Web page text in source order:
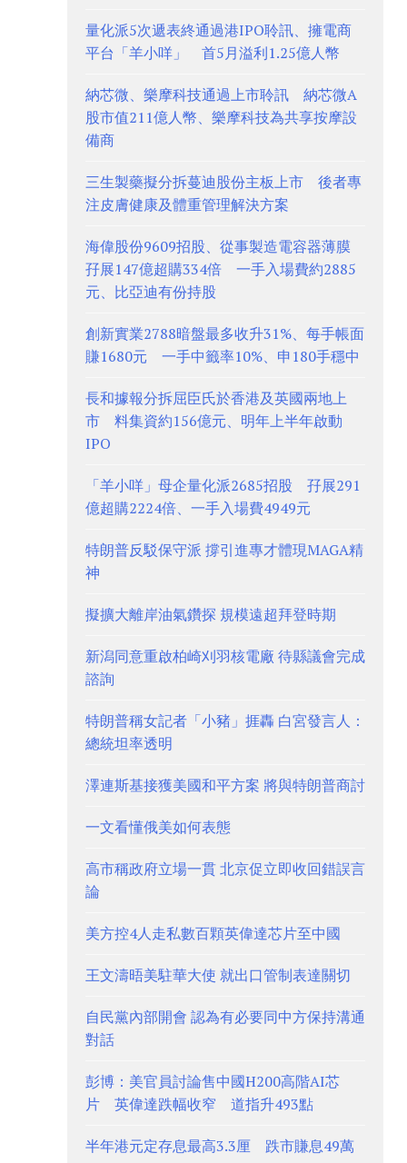
量化派5次遞表終通過港IPO聆訊、擁電商
平台「羊小咩」 首5月溢利1.25億人幣
納芯微、樂摩科技通過上市聆訊 納芯微A
股市值211億人幣、樂摩科技為共享按摩設
備商
三生製藥擬分拆蔓迪股份主板上市 後者專
注皮膚健康及體重管理解決方案
海偉股份9609招股、從事製造電容器薄膜
孖展147億超購334倍 一手入場費約2885
元、比亞迪有份持股
創新實業2788暗盤最多收升31%、每手帳面
賺1680元 一手中籤率10%、申180手穩中
長和據報分拆屈臣氏於香港及英國兩地上
市 料集資約156億元、明年上半年啟動
IPO
「羊小咩」母企量化派2685招股 孖展291
億超購2224倍、一手入場費4949元
特朗普反駁保守派 撐引進專才體現MAGA精
神
擬擴大離岸油氣鑽探 規模遠超拜登時期
新潟同意重啟柏崎刈羽核電廠 待縣議會完成
諮詢
特朗普稱女記者「小豬」捱轟 白宮發言人：
總統坦率透明
澤連斯基接獲美國和平方案 將與特朗普商討
一文看懂俄美如何表態
高市稱政府立場一貫 北京促立即收回錯誤言
論
美方控4人走私數百顆英偉達芯片至中國
王文濤晤美駐華大使 就出口管制表達關切
自民黨內部開會 認為有必要同中方保持溝通
對話
彭博：美官員討論售中國H200高階AI芯
片 英偉達跌幅收窄 道指升493點
半年港元定存息最高3.3厘 跌市賺息49萬